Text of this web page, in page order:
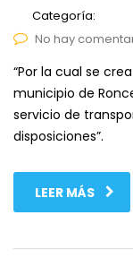
Categoría:
No hay
“Por la cual se
municipio de
servicio de
disposiciones”.
LEER MÁS